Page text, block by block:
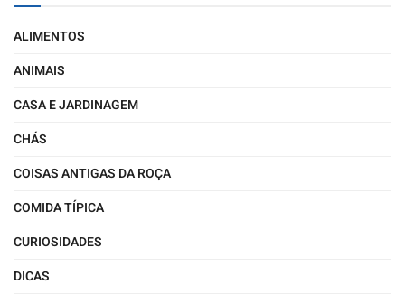
ALIMENTOS
ANIMAIS
CASA E JARDINAGEM
CHÁS
COISAS ANTIGAS DA ROÇA
COMIDA TÍPICA
CURIOSIDADES
DICAS